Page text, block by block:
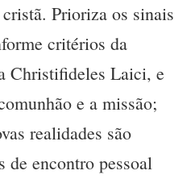
Prioriza os sinais
critérios da
Christifideles Laici, e
e a missão;
realidades são
de encontro pessoal